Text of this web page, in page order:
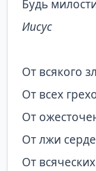
Будь
Иисус
От всякого
От всех
От
От лжи
От